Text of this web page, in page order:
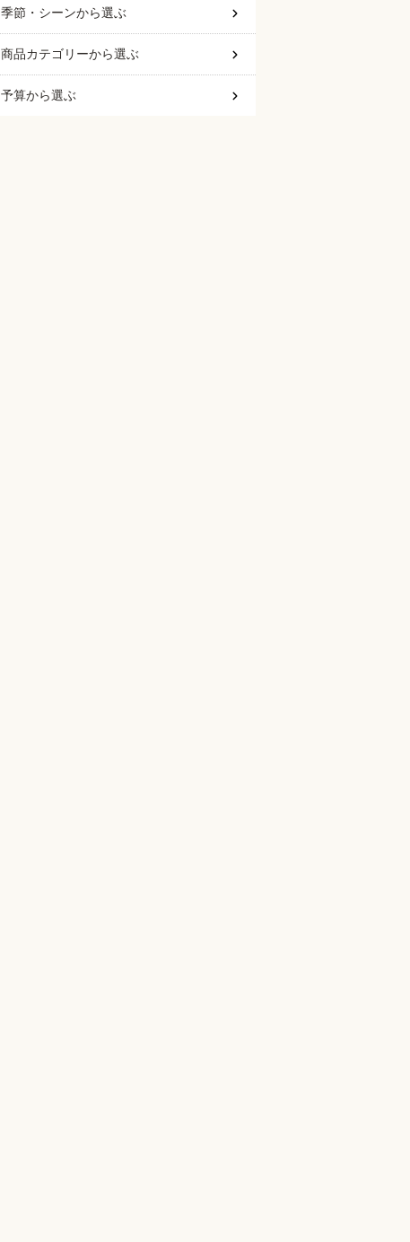
季節・シーンから選ぶ
商品カテゴリーから選ぶ
予算から選ぶ